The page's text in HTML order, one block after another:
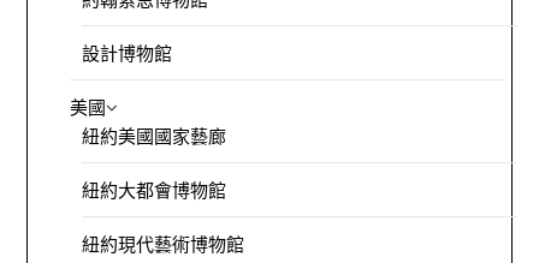
設計博物館
美國
紐約美國國家藝廊
紐約大都會博物館
紐約現代藝術博物館